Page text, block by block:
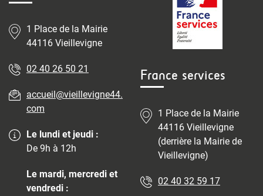
1 Place de la Mairie
44116 Vieillevigne
02 40 26 50 21
accueil@vieillevigne44.
com
Le lundi et jeudi :
De 9h à 12h
Le mardi, mercredi et
vendredi :
France services
1 Place de la Mairie
44116 Vieillevigne
(derrière la Mairie de
Vieillevigne)
02 40 32 59 17